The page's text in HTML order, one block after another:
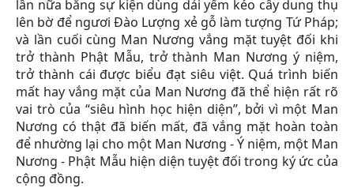
lần nữa bằng sự kiện dùng dải yếm kéo cây dung thụ
lên bờ để ngươi Đào Lượng xẻ gỗ làm tượng Tứ Pháp;
và lần cuối cùng Man Nương vắng mặt tuyệt đối khi
trở thành Phật Mẫu, trở thành Man Nương ý niệm,
trở thành cái được biểu đạt siêu việt. Quá trình biến
mất hay vắng mặt của Man Nương đã thể hiện rất rõ
vai trò của “siêu hình học hiện diện”, bởi vì một Man
Nương có thật đã biến mất, đã vắng mặt hoàn toàn
để nhường lại cho một Man Nương - Ý niệm, một Man
Nương - Phật Mẫu hiện diện tuyệt đối trong ký ức của
cộng đồng.